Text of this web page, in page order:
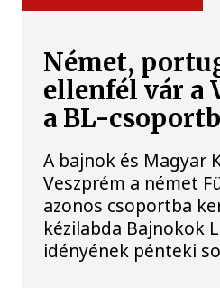
Német,
ellenfél vár a
a BL-
A bajnok és Magyar
Veszprém a német
azonos csoportba
kézilabda Bajnokok
idényének pénteki